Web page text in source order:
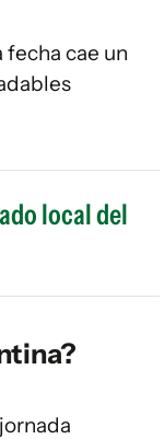
fecha cae un
local del